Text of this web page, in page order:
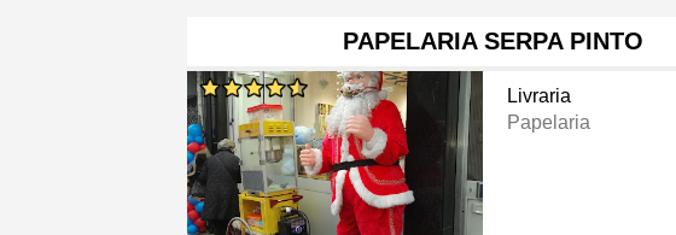
PAPELARIA SERPA PINTO
Livraria
Papelaria